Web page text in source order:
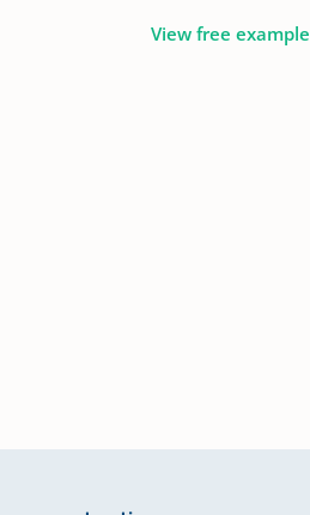
View free example